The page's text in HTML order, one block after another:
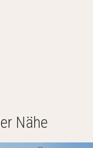
Nähe